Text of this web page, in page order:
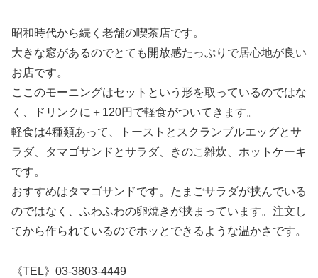
昭和時代から続く老舗の喫茶店です。
大きな窓があるのでとても開放感たっぷりで居心地が良い
お店です。
ここのモーニングはセットという形を取っているのではな
く、ドリンクに＋120円で軽食がついてきます。
軽食は4種類あって、トーストとスクランブルエッグとサ
ラダ、タマゴサンドとサラダ、きのこ雑炊、ホットケーキ
です。
おすすめはタマゴサンドです。たまごサラダが挟んでいる
のではなく、ふわふわの卵焼きが挟まっています。注文し
てから作られているのでホッとできるような温かさです。
《TEL》03-3803-4449